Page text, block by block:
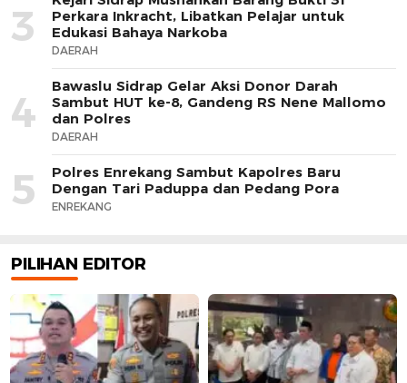
3
Perkara Inkracht, Libatkan Pelajar untuk
Edukasi Bahaya Narkoba
DAERAH
4
Bawaslu Sidrap Gelar Aksi Donor Darah
Sambut HUT ke-8, Gandeng RS Nene Mallomo
dan Polres
DAERAH
5
Polres Enrekang Sambut Kapolres Baru
Dengan Tari Paduppa dan Pedang Pora
ENREKANG
PILIHAN EDITOR